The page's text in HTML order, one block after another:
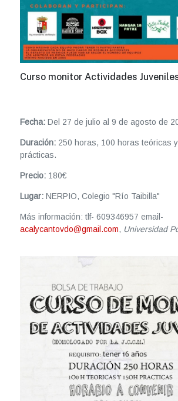
Curso monitor Actividades
Fecha: Del 27 de julio al 9 de agosto de
Duración: 250 horas, 100 horas teóricas
prácticas.
Precio: 180€
Lugar: NERPIO, Colegio "Río Taibilla"
Más información: tlf- 609346957 email-
acalycantovdo@gmail.com, Universidad